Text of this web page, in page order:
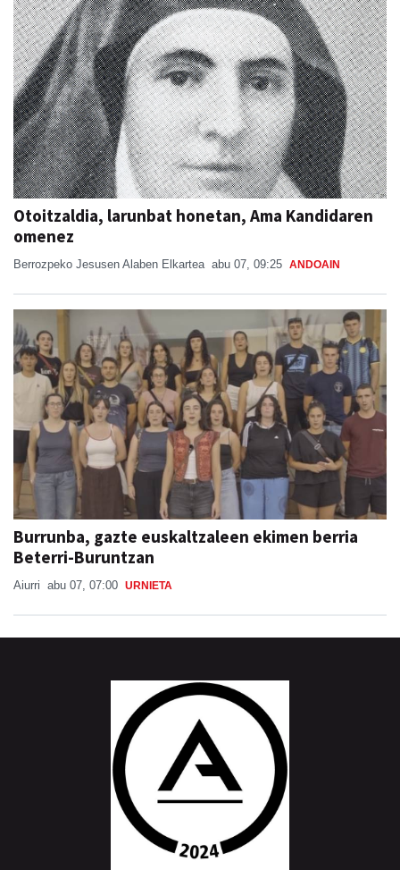
Otoitzaldia, larunbat honetan, Ama Kandidaren
omenez
Berrozpeko Jesusen Alaben Elkartea abu 07, 09:25 ANDOAIN
Burrunba, gazte euskaltzaleen ekimen berria
Beterri-Buruntzan
Aiurri abu 07, 07:00 URNIETA